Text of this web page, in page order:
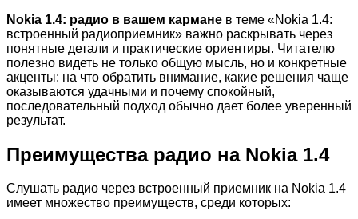
Nokia 1.4: радио в вашем кармане в теме «Nokia 1.4:
встроенный радиоприемник» важно раскрывать через
понятные детали и практические ориентиры. Читателю
полезно видеть не только общую мысль, но и конкретные
акценты: на что обратить внимание, какие решения чаще
оказываются удачными и почему спокойный,
последовательный подход обычно дает более уверенный
результат.
Преимущества радио на Nokia 1.4
Слушать радио через встроенный приемник на Nokia 1.4
имеет множество преимуществ, среди которых: